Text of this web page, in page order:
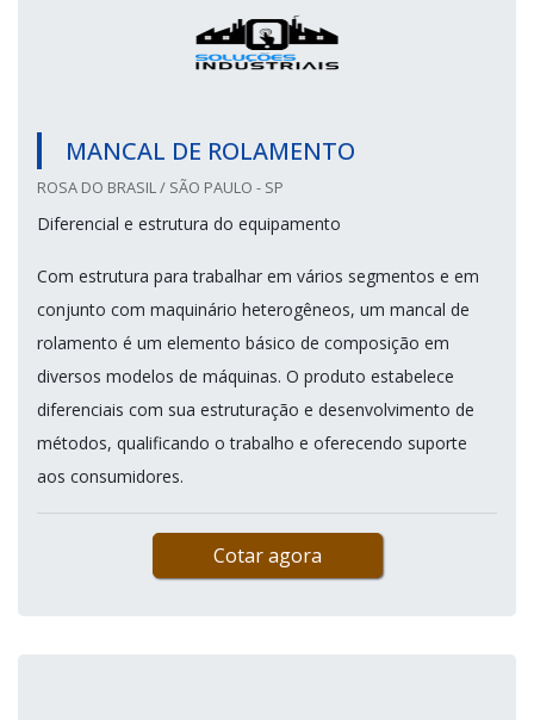
MANCAL DE ROLAMENTO
ROSA DO BRASIL / SÃO PAULO - SP
Diferencial e estrutura do equipamento
Com estrutura para trabalhar em vários segmentos e em
conjunto com maquinário heterogêneos, um mancal de
rolamento é um elemento básico de composição em
diversos modelos de máquinas. O produto estabelece
diferenciais com sua estruturação e desenvolvimento de
métodos, qualificando o trabalho e oferecendo suporte
aos consumidores.
Cotar agora